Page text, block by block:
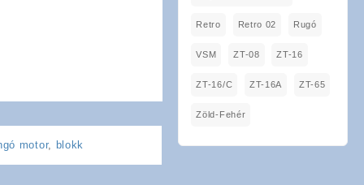
motor, blokk
Retro Retro 02 Rugó
VSM ZT-08 ZT-16
ZT-16/C ZT-16A ZT-65
Zöld-Fehér